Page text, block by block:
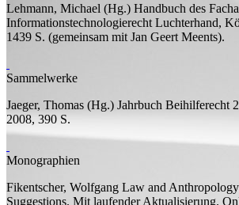
Lehmann, Michael (Hg.) Handbuch des
Informationstechnologierecht Luchterhand,
1439 S. (gemeinsam mit Jan Geert Meents).
Sammelwerke
Jaeger, Thomas (Hg.) Jahrbuch Beihilferecht
2008, 390 S.
Monographien
Fikentscher, Wolfgang Law and
Suggestions. Mit laufender Aktualisierung.